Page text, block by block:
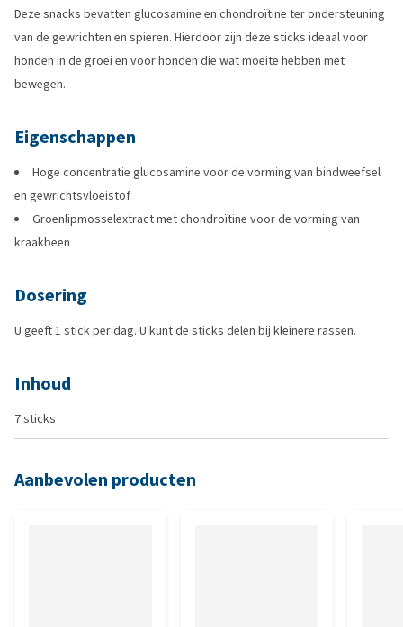
Deze snacks bevatten glucosamine en chondroïtine ter ondersteuning
van de gewrichten en spieren. Hierdoor zijn deze sticks ideaal voor
honden in de groei en voor honden die wat moeite hebben met
bewegen.
Eigenschappen
Hoge concentratie glucosamine voor de vorming van bindweefsel
en gewrichtsvloeistof
Groenlipmosselextract met chondroïtine voor de vorming van
kraakbeen
Dosering
U geeft 1 stick per dag. U kunt de sticks delen bij kleinere rassen.
Inhoud
7 sticks
Aanbevolen producten